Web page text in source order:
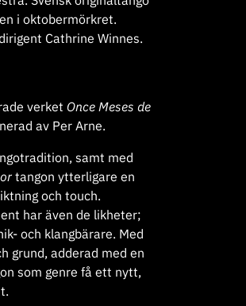
i oktobermörkret.
Cathrine Winnes.
verket Once Meses de
av Per Arne.
samt med
tangon ytterligare en
och touch.
har även de likheter;
och klangbärare. Med
grund, adderad med en
som genre få ett nytt,